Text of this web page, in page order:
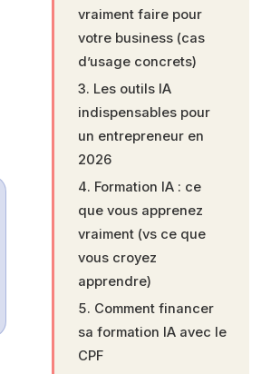
vraiment faire pour
votre business (cas
d’usage concrets)
Les outils IA
indispensables pour
un entrepreneur en
2026
Formation IA : ce
que vous apprenez
vraiment (vs ce que
vous croyez
apprendre)
Comment financer
sa formation IA avec le
CPF